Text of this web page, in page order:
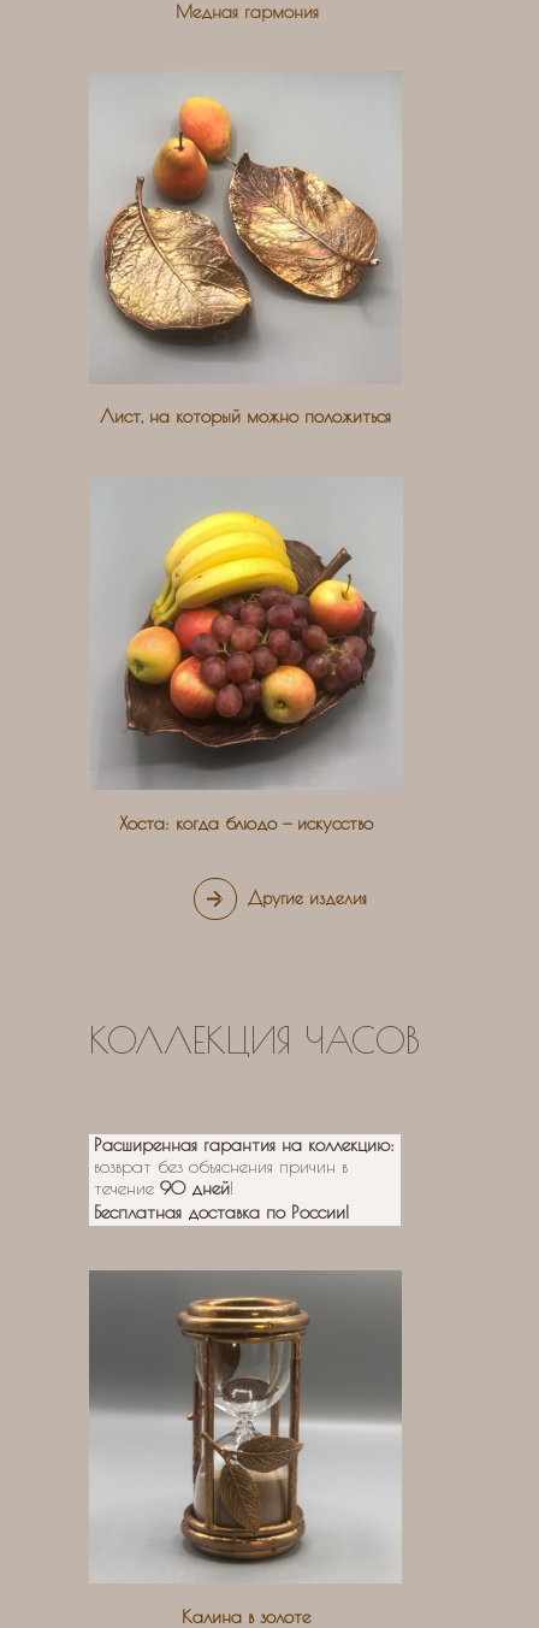
Медная гармония
Другие изделия
Лист, на который можно положиться
Хоста: когда блюдо — искусство
Калина в золоте
КОЛЛЕКЦИЯ ЧАСОВ
Бесплатная доставка по России!
Расширенная гарантия на коллекцию:
возврат без объяснения причин в
течение 90 дней!